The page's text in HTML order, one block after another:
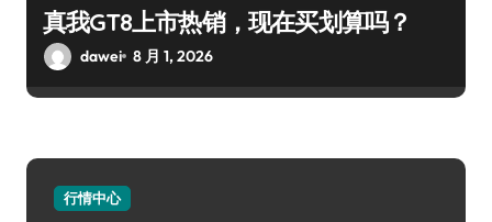
真我GT8上市热销，现在买划算吗？
dawei 8 月 1, 2026
行情中心